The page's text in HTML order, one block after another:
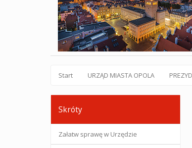
Start URZĄD MIASTA OPOLA
Skróty
Załatw sprawę w Urzędzie